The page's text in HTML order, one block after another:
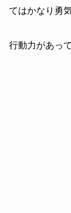
てはかなり勇
行動力があっ